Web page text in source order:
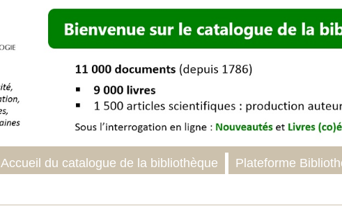
Accueil du catalogue de la bibliothèque Plateforme